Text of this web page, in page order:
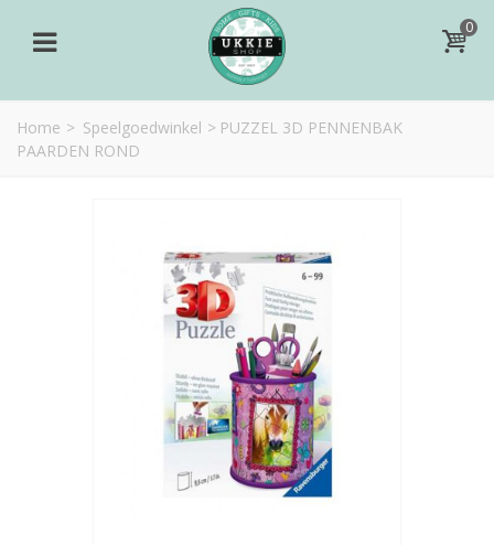
0
Home > Speelgoedwinkel > PUZZEL 3D PENNENBAK
PAARDEN ROND